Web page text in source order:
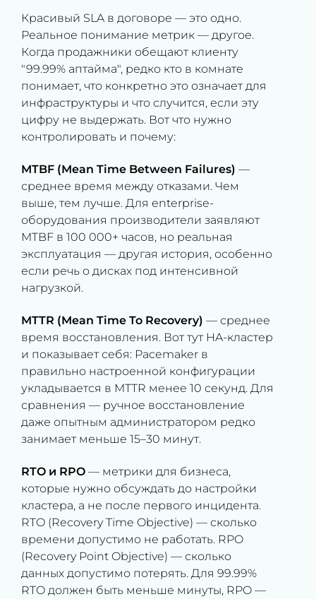
Красивый SLA в договоре — это одно.
Реальное понимание метрик — другое.
Когда продажники обещают клиенту
"99.99% аптайма", редко кто в комнате
понимает, что конкретно это означает для
инфраструктуры и что случится, если эту
цифру не выдержать. Вот что нужно
контролировать и почему:
MTBF (Mean Time Between Failures) —
среднее время между отказами. Чем
выше, тем лучше. Для enterprise-
оборудования производители заявляют
MTBF в 100 000+ часов, но реальная
эксплуатация — другая история, особенно
если речь о дисках под интенсивной
нагрузкой.
MTTR (Mean Time To Recovery) — среднее
время восстановления. Вот тут HA-кластер
и показывает себя: Pacemaker в
правильно настроенной конфигурации
укладывается в MTTR менее 10 секунд. Для
сравнения — ручное восстановление
даже опытным администратором редко
занимает меньше 15–30 минут.
RTO и RPO — метрики для бизнеса,
которые нужно обсуждать до настройки
кластера, а не после первого инцидента.
RTO (Recovery Time Objective) — сколько
времени допустимо не работать. RPO
(Recovery Point Objective) — сколько
данных допустимо потерять. Для 99.99%
RTO должен быть меньше минуты, RPO —